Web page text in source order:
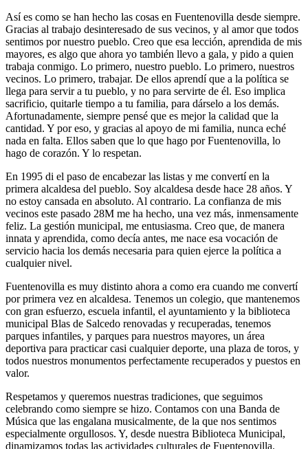
Así es como se han hecho las cosas en Fuentenovilla desde siempre.
Gracias al trabajo desinteresado de sus vecinos, y al amor que todos
sentimos por nuestro pueblo. Creo que esa lección, aprendida de mis
mayores, es algo que ahora yo también llevo a gala, y pido a quien
trabaja conmigo. Lo primero, nuestro pueblo. Lo primero, nuestros
vecinos. Lo primero, trabajar. De ellos aprendí que a la política se
llega para servir a tu pueblo, y no para servirte de él. Eso implica
sacrificio, quitarle tiempo a tu familia, para dárselo a los demás.
Afortunadamente, siempre pensé que es mejor la calidad que la
cantidad. Y por eso, y gracias al apoyo de mi familia, nunca eché
nada en falta. Ellos saben que lo que hago por Fuentenovilla, lo
hago de corazón. Y lo respetan.
En 1995 di el paso de encabezar las listas y me convertí en la
primera alcaldesa del pueblo. Soy alcaldesa desde hace 28 años. Y
no estoy cansada en absoluto. Al contrario. La confianza de mis
vecinos este pasado 28M me ha hecho, una vez más, inmensamente
feliz. La gestión municipal, me entusiasma. Creo que, de manera
innata y aprendida, como decía antes, me nace esa vocación de
servicio hacia los demás necesaria para quien ejerce la política a
cualquier nivel.
Fuentenovilla es muy distinto ahora a como era cuando me convertí
por primera vez en alcaldesa. Tenemos un colegio, que mantenemos
con gran esfuerzo, escuela infantil, el ayuntamiento y la biblioteca
municipal Blas de Salcedo renovadas y recuperadas, tenemos
parques infantiles, y parques para nuestros mayores, un área
deportiva para practicar casi cualquier deporte, una plaza de toros, y
todos nuestros monumentos perfectamente recuperados y puestos en
valor.
Respetamos y queremos nuestras tradiciones, que seguimos
celebrando como siempre se hizo. Contamos con una Banda de
Música que las engalana musicalmente, de la que nos sentimos
especialmente orgullosos. Y, desde nuestra Biblioteca Municipal,
dinamizamos todas las actividades culturales de Fuentenovilla.